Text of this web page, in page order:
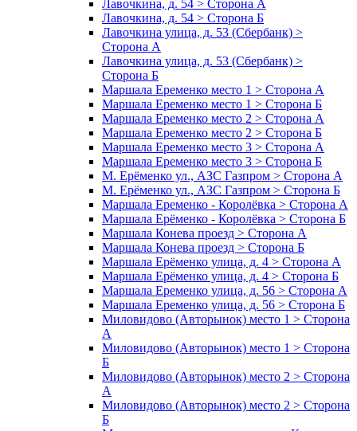
Лавочкина, д. 54 > Сторона А
Лавочкина, д. 54 > Сторона Б
Лавочкина улица, д. 53 (Сбербанк) >
Сторона А
Лавочкина улица, д. 53 (Сбербанк) >
Сторона Б
Маршала Еременко место 1 > Сторона А
Маршала Еременко место 1 > Сторона Б
Маршала Еременко место 2 > Сторона А
Маршала Еременко место 2 > Сторона Б
Маршала Еременко место 3 > Сторона А
Маршала Еременко место 3 > Сторона Б
М. Ерёменко ул., АЗС Газпром > Сторона А
М. Ерёменко ул., АЗС Газпром > Сторона Б
Маршала Еременко - Королёвка > Сторона А
Маршала Ерёменко - Королёвка > Сторона Б
Маршала Конева проезд > Сторона А
Маршала Конева проезд > Сторона Б
Маршала Ерёменко улица, д. 4 > Сторона А
Маршала Ерёменко улица, д. 4 > Сторона Б
Маршала Еременко улица, д. 56 > Сторона А
Маршала Еременко улица, д. 56 > Сторона Б
Миловидово (Авторынок) место 1 > Сторона
А
Миловидово (Авторынок) место 1 > Сторона
Б
Миловидово (Авторынок) место 2 > Сторона
А
Миловидово (Авторынок) место 2 > Сторона
Б